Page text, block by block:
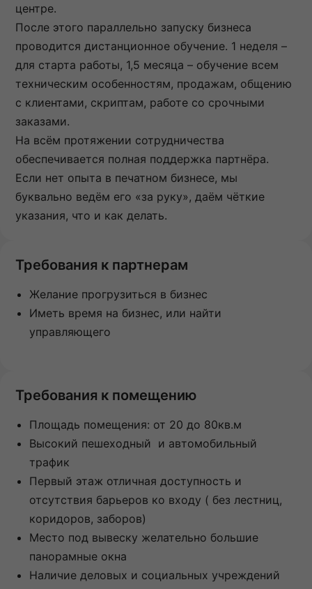
центре.
После этого параллельно запуску бизнеса
проводится дистанционное обучение. 1 неделя –
для старта работы, 1,5 месяца – обучение всем
техническим особенностям, продажам, общению
с клиентами, скриптам, работе со срочными
заказами.
На всём протяжении сотрудничества
обеспечивается полная поддержка партнёра.
Если нет опыта в печатном бизнесе, мы
буквально ведём его «за руку», даём чёткие
указания, что и как делать.
Требования к партнерам
Желание прогрузиться в бизнес
Иметь время на бизнес, или найти
управляющего
Требования к помещению
Площадь помещения: от 20 до 80кв.м
Высокий пешеходный и автомобильный
трафик
Первый этаж отличная доступность и
отсутствия барьеров ко входу ( без лестниц,
коридоров, заборов)
Место под вывеску желательно большие
панорамные окна
Наличие деловых и социальных учреждений